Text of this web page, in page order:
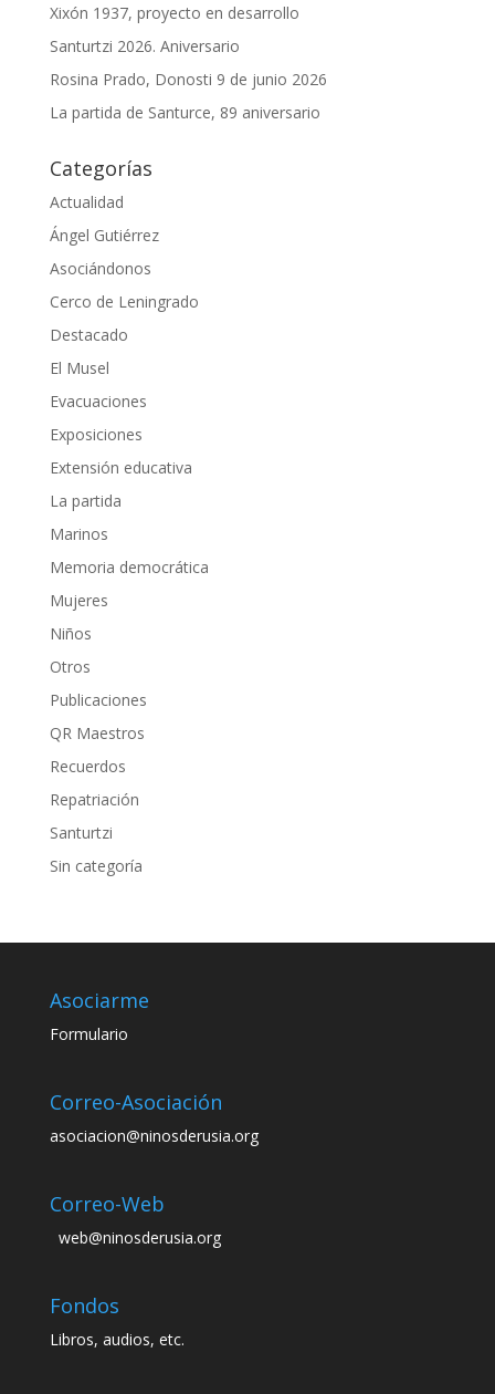
Xixón 1937, proyecto en desarrollo
Santurtzi 2026. Aniversario
Rosina Prado, Donosti 9 de junio 2026
La partida de Santurce, 89 aniversario
Categorías
Actualidad
Ángel Gutiérrez
Asociándonos
Cerco de Leningrado
Destacado
El Musel
Evacuaciones
Exposiciones
Extensión educativa
La partida
Marinos
Memoria democrática
Mujeres
Niños
Otros
Publicaciones
QR Maestros
Recuerdos
Repatriación
Santurtzi
Sin categoría
Asociarme
Formulario
Correo-Asociación
asociacion@ninosderusia.org
Correo-Web
web@ninosderusia.org
Fondos
Libros, audios, etc.